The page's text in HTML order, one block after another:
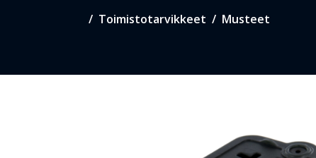
Toimistotarvikkeet Musteet